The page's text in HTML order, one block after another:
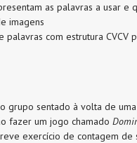
as palavras a usar e
imagens
com estrutura CVCV
grupo sentado à volta de uma
fazer um jogo chamado
exercício de contagem de